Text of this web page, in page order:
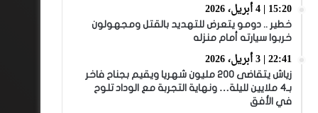
15:20 | 4 أبريل، 2026
خطير .. دومو يتعرض للتهديد بالقتل ومجهولون
خربوا سيارته أمام منزله
22:41 | 3 أبريل، 2026
زياش يتقاضى 200 مليون شهريا ويقيم بجناح فاخر
بـ4 ملايين لليلة… ونهاية التجربة مع الوداد تلوح
في الأفق